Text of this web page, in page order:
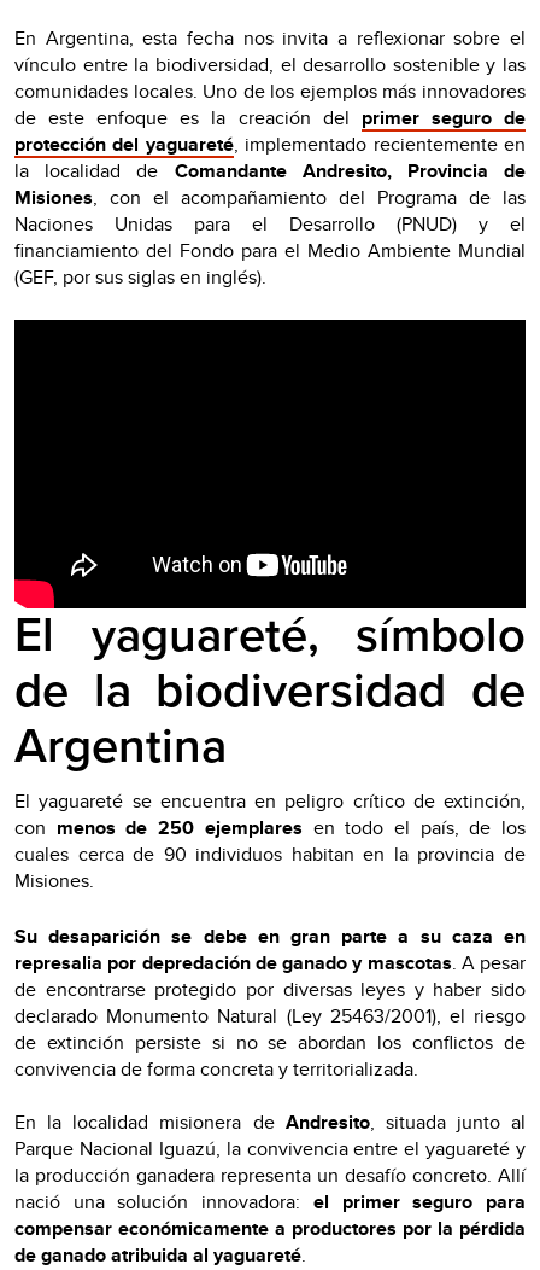
En Argentina, esta fecha nos invita a reflexionar sobre el
vínculo entre la biodiversidad, el desarrollo sostenible y las
comunidades locales. Uno de los ejemplos más innovadores
de este enfoque es la creación del primer seguro de
protección del yaguareté, implementado recientemente en
la localidad de Comandante Andresito, Provincia de
Misiones, con el acompañamiento del Programa de las
Naciones Unidas para el Desarrollo (PNUD) y el
financiamiento del Fondo para el Medio Ambiente Mundial
(GEF, por sus siglas en inglés).
El yaguareté, símbolo
de la biodiversidad de
Argentina
El yaguareté se encuentra en peligro crítico de extinción,
con menos de 250 ejemplares en todo el país, de los
cuales cerca de 90 individuos habitan en la provincia de
Misiones.
Su desaparición se debe en gran parte a su caza en
represalia por depredación de ganado y mascotas. A pesar
de encontrarse protegido por diversas leyes y haber sido
declarado Monumento Natural (Ley 25463/2001), el riesgo
de extinción persiste si no se abordan los conflictos de
convivencia de forma concreta y territorializada.
En la localidad misionera de Andresito, situada junto al
Parque Nacional Iguazú, la convivencia entre el yaguareté y
la producción ganadera representa un desafío concreto. Allí
nació una solución innovadora: el primer seguro para
compensar económicamente a productores por la pérdida
de ganado atribuida al yaguareté.